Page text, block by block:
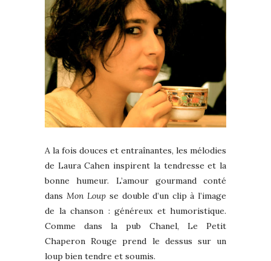
A la fois douces et entraînantes, les mélodies
de Laura Cahen inspirent la tendresse et la
bonne humeur. L’amour gourmand conté
dans Mon Loup se double d’un clip à l’image
de la chanson : généreux et humoristique.
Comme dans la pub Chanel, Le Petit
Chaperon Rouge prend le dessus sur un
loup bien tendre et soumis.